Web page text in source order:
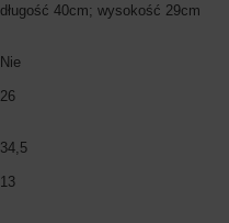
długość 40cm; wysokość 29cm
Nie
26
34,5
13